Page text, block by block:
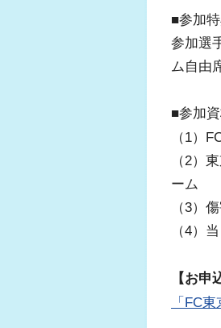
■参加
参加選
ム自由
■参加
（1）
（2）
ーム
（3）
（4）
【お申
「FC